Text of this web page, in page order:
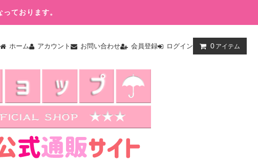
ております。
ホーム アカウント お問い合わせ 会員登録 ログイン 0 アイテム